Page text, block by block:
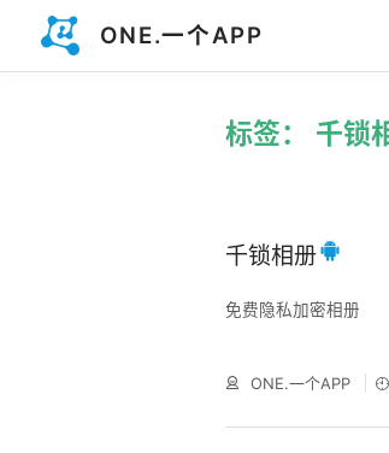
ONE.一个APP
标签： 千锁
千锁相册
免费隐私加密相册
ONE.一个APP